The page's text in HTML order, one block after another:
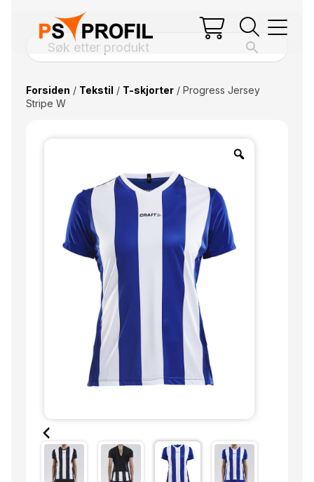
Forsiden / Tekstil / T-skjorter/ Progress Jersey
Stripe W